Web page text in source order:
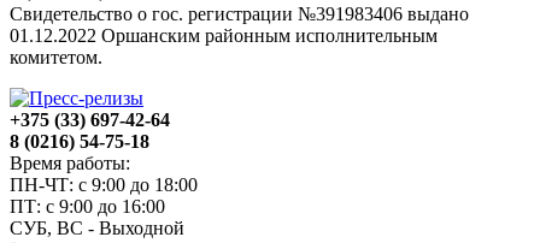
Свидетельство о гос. регистрации №391983406 выдано
01.12.2022 Оршанским районным исполнительным
комитетом.
+375 (33) 697-42-64
8 (0216) 54-75-18
Время работы:
ПН-ЧТ: с 9:00 до 18:00
ПТ: с 9:00 до 16:00
СУБ, ВС - Выходной